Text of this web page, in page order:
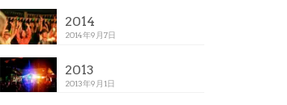
2014
2014年9月7日
2013
2013年9月1日